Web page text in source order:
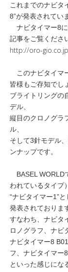
これまでのナビタ
8”が発表されてい
ナビタイマー8に
記事をご覧くださ
http://oro-
このナビタイマ
皆様もご存知でし
ブライトリングの
デル、
縦目のクロノグラ
ル、
そして3針モデル
ンナップです。
BASEL WORLD
われているタイプ
“ナビタイマー1”
発表されておりま
すなわち、ナビタ
ロノグラフ、ナビ
ナビタイマー8
フ、ナビタイマー
といった感じにな